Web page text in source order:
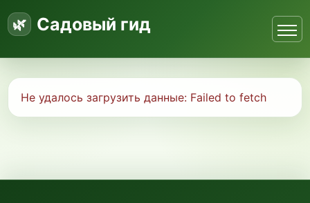
Садовый гид
Не удалось загрузить данные: Failed to fetch